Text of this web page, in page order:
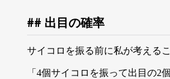
出目の確率
サイコロを振る前に私が考える
「4個サイコロを振って出目の2